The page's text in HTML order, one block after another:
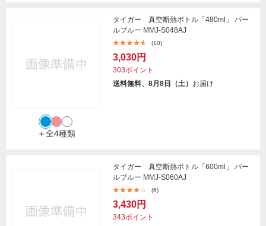
＋全4種類
タイガー 真空断熱ボトル「480ml」 パー
ルブルー MMJ-S048AJ
(10)
3,030円
303ポイント
送料無料、8月8日（土） お届け
タイガー 真空断熱ボトル「600ml」 パー
ルブルー MMJ-S060AJ
(6)
3,430円
343ポイント